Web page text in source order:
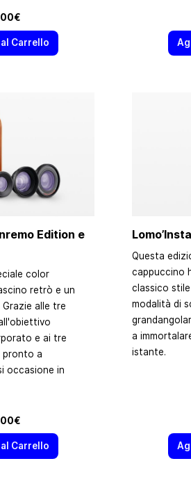
Carrello
Edition e
color
retrò e un
alle tre
e ai tre
pronto a
occasione in
Carrello
Questa
cappuccino
classico
modalità di
a
istante.